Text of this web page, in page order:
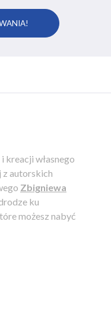
kreacji własnego
z autorskich
Zbigniewa
ku
możesz nabyć